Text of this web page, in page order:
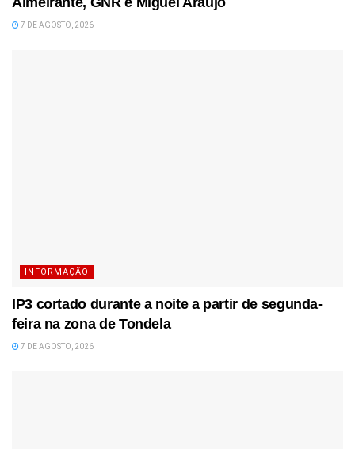
7 DE AGOSTO, 2026
INFORMAÇÃO
IP3 cortado durante a noite a partir de segunda-
feira na zona de Tondela
7 DE AGOSTO, 2026